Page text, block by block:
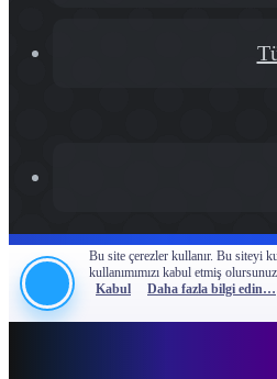
Bu site çerezler kullanır. Bu siteyi
kullanımımızı kabul etmiş
Kabul
Daha fazla bilgi edin…